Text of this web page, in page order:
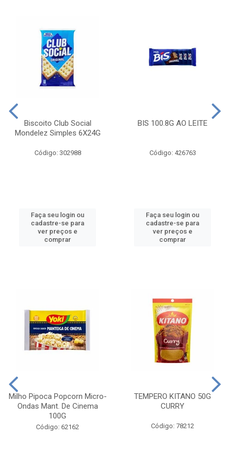
Biscoito Club Social
Mondelez Simples 6X24G
Código: 302988
Faça seu login ou
cadastre-se para
ver preços e
comprar
BIS 100.8G AO LEITE
Código: 426763
Faça seu login ou
cadastre-se para
ver preços e
comprar
Milho Pipoca Popcorn Micro-
Ondas Mant. De Cinema
100G
Código: 62162
TEMPERO KITANO 50G
CURRY
Código: 78212